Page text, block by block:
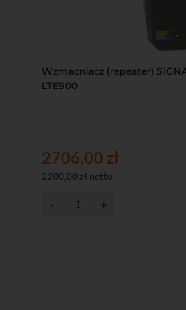
Wzmacniacz (repeater)
LTE900
2706,00 zł
2200,00 zł netto